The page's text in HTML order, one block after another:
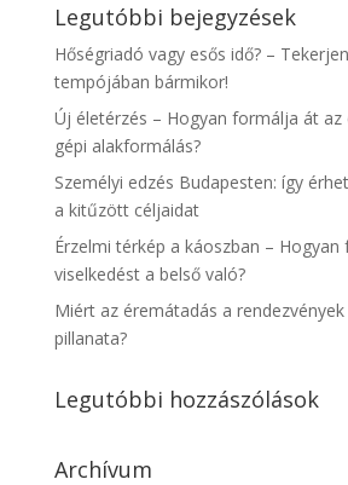
Legutóbbi bejegyzések
Hőségriadó vagy esős idő? –
tempójában bármikor!
Új életérzés – Hogyan formálja át
gépi alakformálás?
Személyi edzés Budapesten: így
a kitűzött céljaidat
Érzelmi térkép a káoszban – Hogyan
viselkedést a belső való?
Miért az éremátadás a
pillanata?
Legutóbbi hozzászólások
Archívum